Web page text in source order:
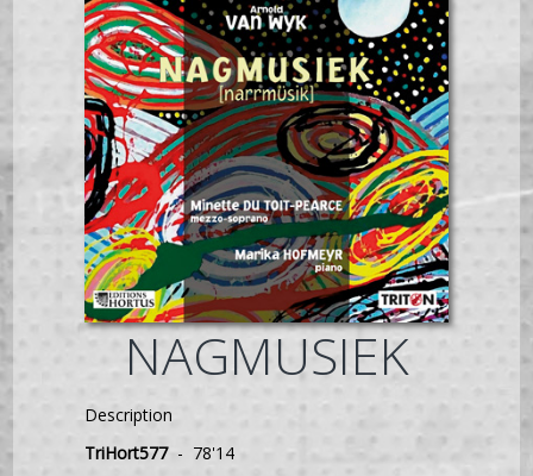
NAGMUSIEK
Description
TriHort577- 78'14